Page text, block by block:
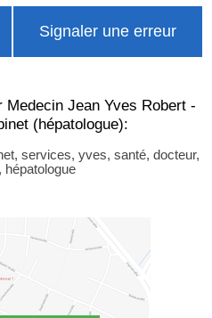
Signaler une erreur
Medecin Jean Yves Robert -
(hépatologue):
services, yves, santé, docteur,
hépatologue